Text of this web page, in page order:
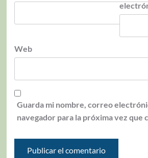
Web
Guarda mi nombre, correo
navegador para la próxima vez que